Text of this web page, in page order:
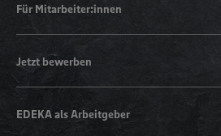
Für Mitarbeiter:innen
Jetzt bewerben
EDEKA als Arbeitgeber